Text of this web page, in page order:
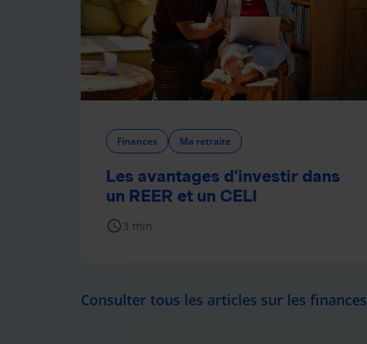
Finances Ma retraite
Les avantages d’investir dans
un REER et un CELI
schedule 3 min
Consulter tous les articles sur les finances